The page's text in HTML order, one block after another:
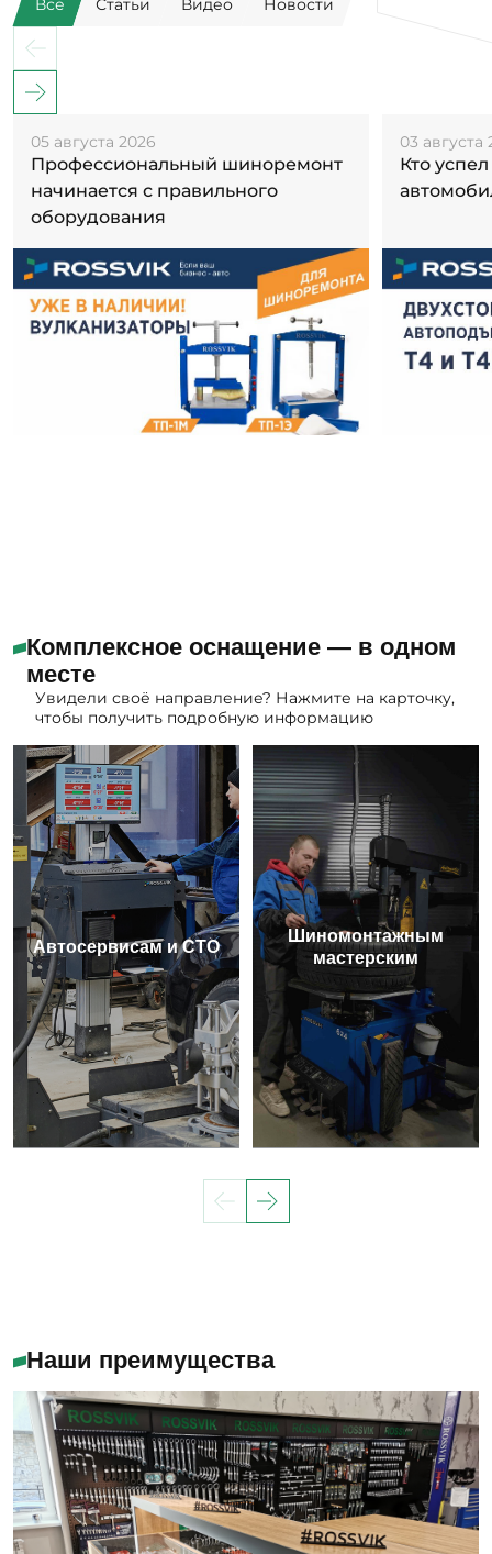
Все Статьи Видео Новости
05 августа 2026
Профессиональный шиноремонт
начинается с правильного
оборудования
03 августа
Кто
Комплексное оснащение — в одном
месте
Увидели своё направление? Нажмите на карточку,
чтобы получить подробную информацию
Автосервисам и СТО
Шиномонтажным
мастерским
Наши преимущества